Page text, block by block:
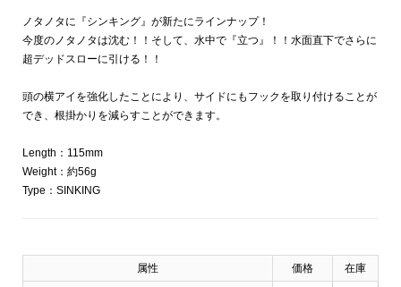
ノタノタに『シンキング』が新たにラインナップ！
今度のノタノタは沈む！！そして、水中で『立つ』！！水面直下でさらに
超デッドスローに引ける！！
頭の横アイを強化したことにより、サイドにもフックを取り付けることが
でき、根掛かりを減らすことができます。
Length：115mm
Weight：約56g
Type：SINKING
属性 価格 在庫